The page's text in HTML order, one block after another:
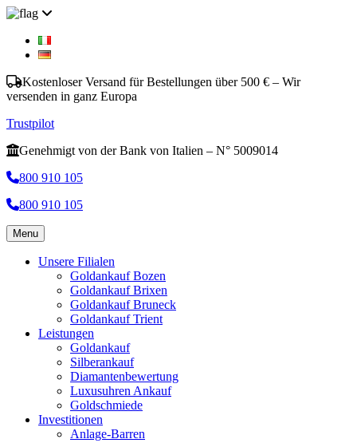
Kostenloser Versand für Bestellungen über 500 € – Wir
versenden in ganz Europa
Trustpilot
Genehmigt von der Bank von Italien – N° 5009014
800 910 105
800 910 105
Menu
Unsere Filialen
Goldankauf Bozen
Goldankauf Brixen
Goldankauf Bruneck
Goldankauf Trient
Leistungen
Goldankauf
Silberankauf
Diamantenbewertung
Luxusuhren Ankauf
Goldschmiede
Investitionen
Anlage-Barren